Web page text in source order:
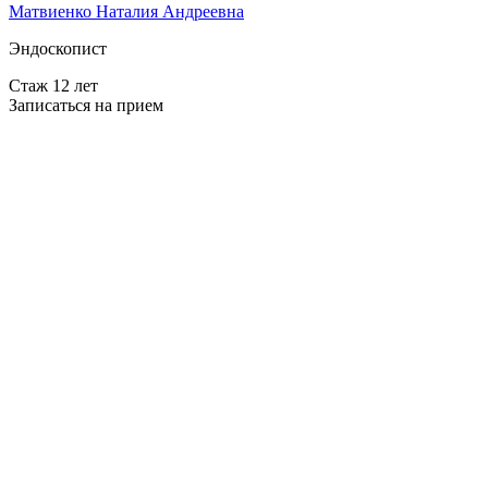
Матвиенко Наталия Андреевна
Эндоскопист
Стаж 12 лет
Записаться на прием